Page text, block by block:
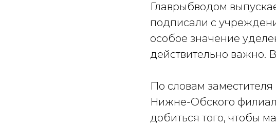
Главрыбводом
подписали с
особое значение
действительно важно.
По словам
Нижне-Обского
добиться того, чтобы